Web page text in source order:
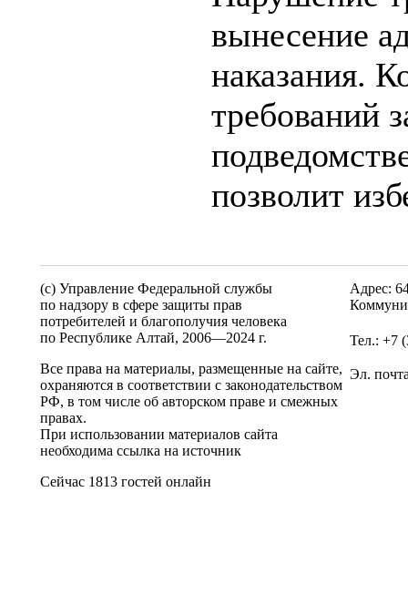
вынесение
наказания.
требований
позволит
(c) Управление Федеральной службы
по надзору в сфере защиты прав
потребителей и благополучия человека
по Республике Алтай, 2006—2024 г.
Все права на материалы, размещенные на сайте,
охраняются в соответствии с законодательством
РФ, в том числе об авторском праве и смежных
правах.
При использовании материалов сайта
необходима ссылка на источник
Сейчас 1813 гостей онлайн
Адрес:
Тел.: +7
Эл.